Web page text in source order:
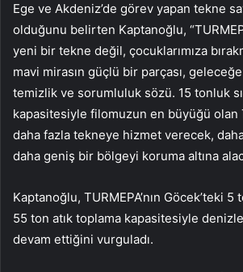
Ege ve Akdeniz’de görev yapan tekne
olduğunu belirten Kaptanoğlu,
yeni bir tekne değil, çocuklarımıza
mavi mirasın güçlü bir parçası,
temizlik ve sorumluluk sözü. 15 tonluk
kapasitesiyle filomuzun en büyüğü olan
daha fazla tekneye hizmet verecek,
daha geniş bir bölgeyi koruma altına
Kaptanoğlu, TURMEPA’nın Göcek’teki
55 ton atık toplama kapasitesiyle
devam ettiğini vurguladı.